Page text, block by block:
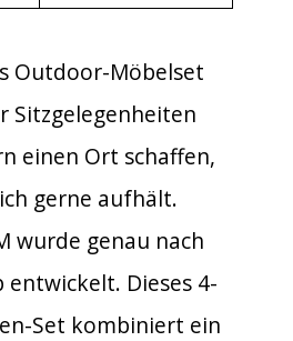
Outdoor-Möbelset
Sitzgelegenheiten
einen Ort schaffen,
gerne aufhält.
wurde genau nach
entwickelt. Dieses 4-
Set kombiniert ein